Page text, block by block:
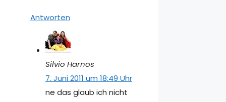
Antworten
Silvio Harnos
7. Juni 2011 um 18:49 Uhr
ne das glaub ich nicht